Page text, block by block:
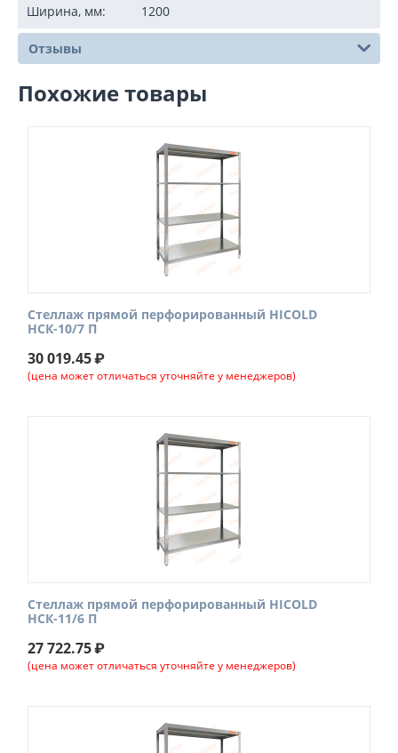
Ширина, мм: 1200
Отзывы
Похожие товары
Стеллаж прямой перфорированный HICOLD
НСК-10/7 П
30 019.45₽
(цена может отличаться уточняйте у менеджеров)
Стеллаж прямой перфорированный HICOLD
НСК-11/6 П
27 722.75₽
(цена может отличаться уточняйте у менеджеров)